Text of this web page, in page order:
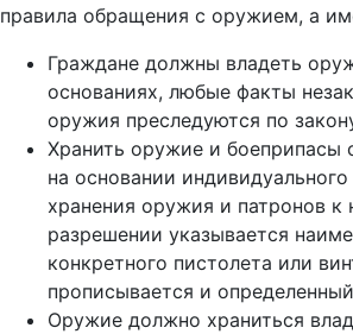
правила обращения с оружием, а
Граждане должны владеть
основаниях, любые факты
оружия преследуются по
Хранить оружие и боеприпасы
на основании
хранения оружия и патронов к
разрешении указывается
конкретного пистолета или
прописывается и
Оружие должно храниться